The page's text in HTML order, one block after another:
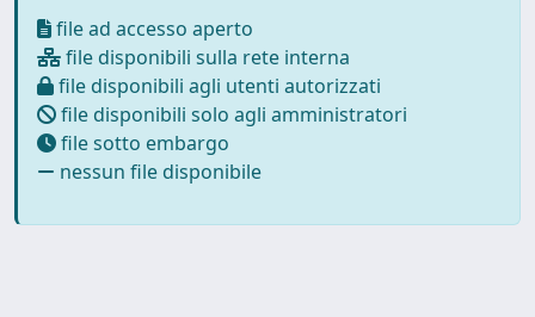
file ad accesso aperto
file disponibili sulla rete interna
file disponibili agli utenti autorizzati
file disponibili solo agli amministratori
file sotto embargo
nessun file disponibile